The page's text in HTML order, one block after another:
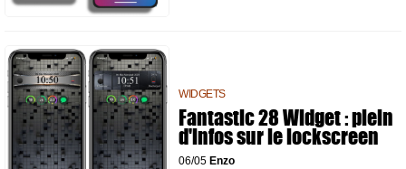
WIDGETS
Fantastic 28 Widget : plein
d'infos sur le lockscreen
06/05 Enzo